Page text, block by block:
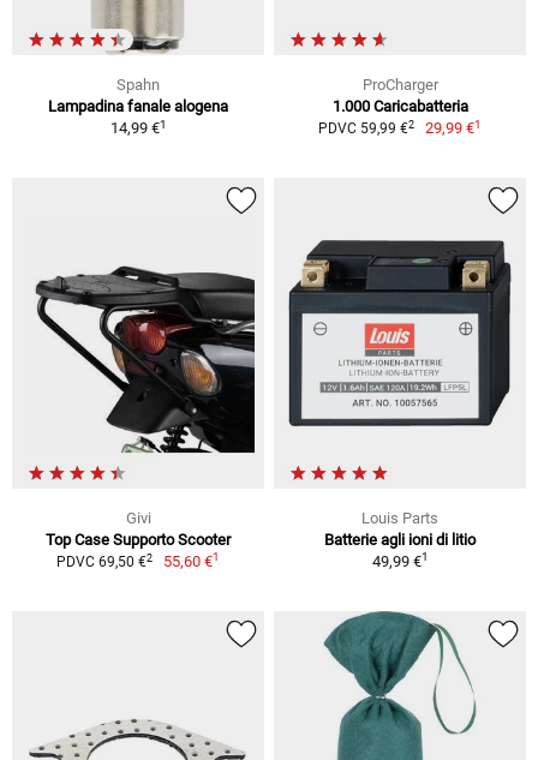
Spahn
Lampadina fanale alogena
14,99 €1
ProCharger
1.000 Caricabatteria
PDVC 59,99 €2 29,99 €1
Givi
Top Case Supporto Scooter
PDVC 69,50 €2 55,60 €1
Louis Parts
Batterie agli ioni di litio
49,99 €1